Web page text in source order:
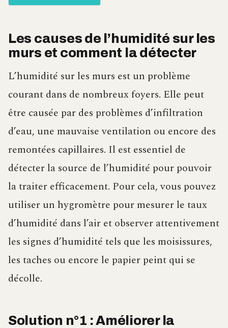
Les causes de l’humidité sur les
murs et comment la détecter
L’humidité sur les murs est un problème
courant dans de nombreux foyers. Elle peut
être causée par des problèmes d’infiltration
d’eau, une mauvaise ventilation ou encore des
remontées capillaires. Il est essentiel de
détecter la source de l’humidité pour pouvoir
la traiter efficacement. Pour cela, vous pouvez
utiliser un hygromètre pour mesurer le taux
d’humidité dans l’air et observer attentivement
les signes d’humidité tels que les moisissures,
les taches ou encore le papier peint qui se
décolle.
Solution n°1 : Améliorer la